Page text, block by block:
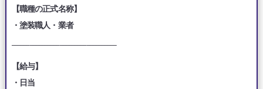
【職種の正式名称】
・塗装職人・業者
【給与】
・日当